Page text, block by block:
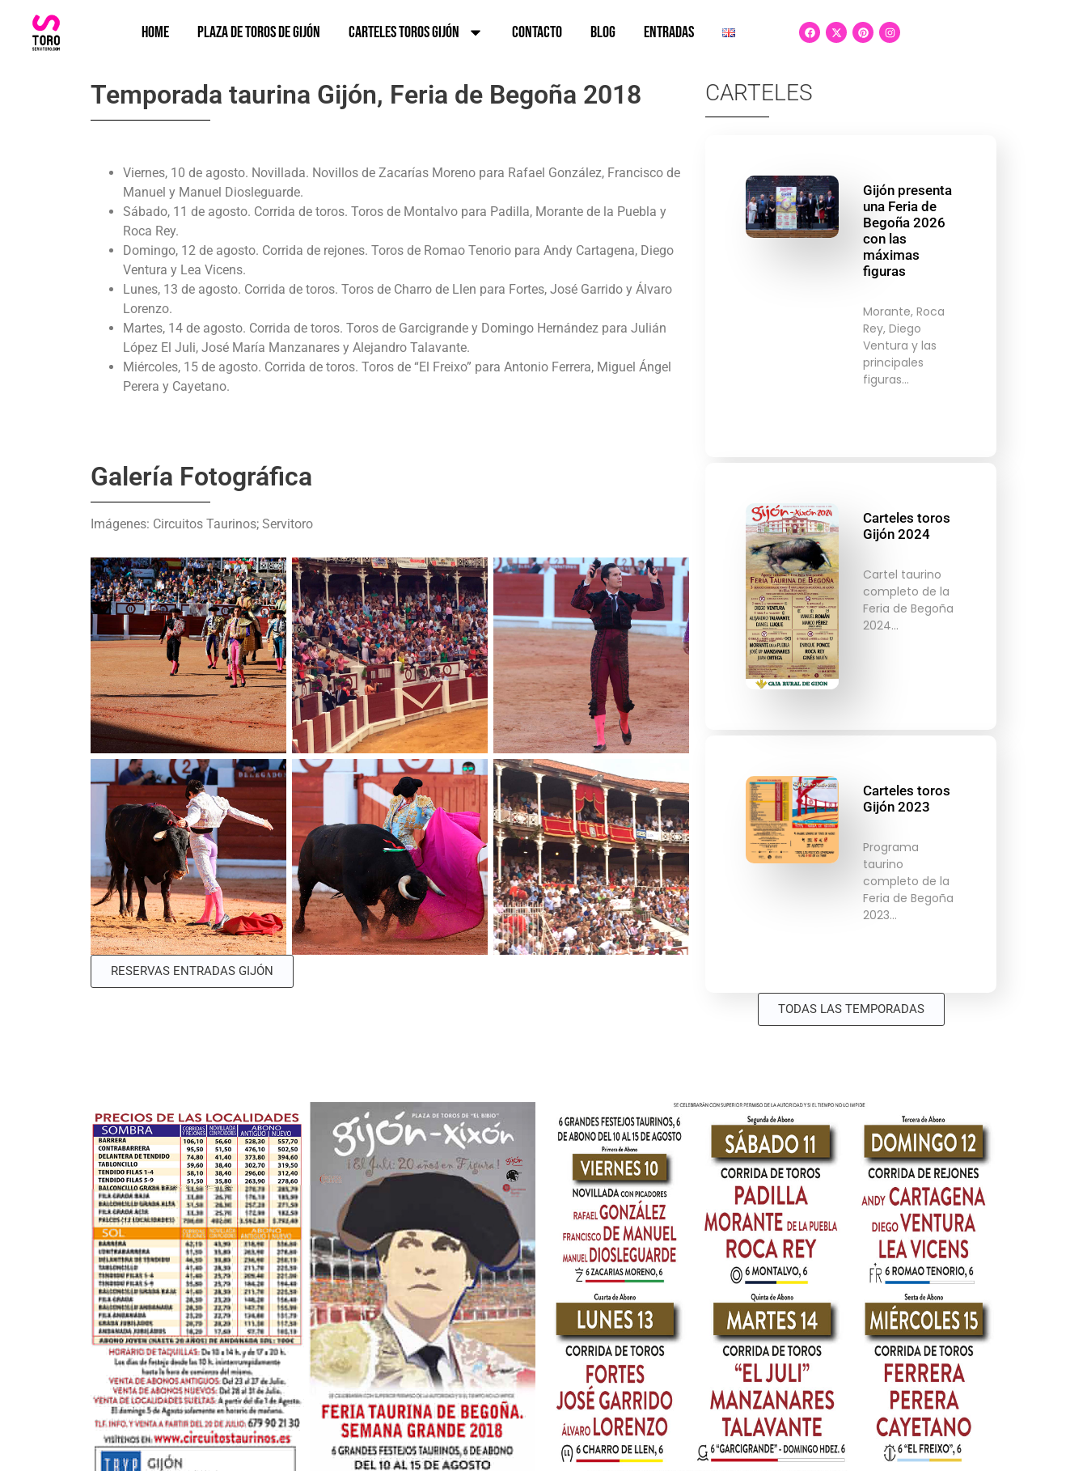
Home Plaza de Toros de Gijón Carteles Toros Gijón Contacto Blog ENTRADAS
Temporada taurina Gijón, Feria de Begoña 2018
Viernes, 10 de agosto. Novillada. Novillos de Zacarías Moreno para Rafael González, Francisco de
Manuel y Manuel Diosleguarde.
Sábado, 11 de agosto. Corrida de toros. Toros de Montalvo para Padilla, Morante de la Puebla y
Roca Rey.
Domingo, 12 de agosto. Corrida de rejones. Toros de Romao Tenorio para Andy Cartagena, Diego
Ventura y Lea Vicens.
Lunes, 13 de agosto. Corrida de toros. Toros de Charro de Llen para Fortes, José Garrido y Álvaro
Lorenzo.
Martes, 14 de agosto. Corrida de toros. Toros de Garcigrande y Domingo Hernández para Julián
López El Juli, José María Manzanares y Alejandro Talavante.
Miércoles, 15 de agosto. Corrida de toros. Toros de “El Freixo” para Antonio Ferrera, Miguel Ángel
Perera y Cayetano.
Galería Fotográfica
Imágenes: Circuitos Taurinos; Servitoro
RESERVAS ENTRADAS GIJÓN
CARTELES
Gijón presenta
una Feria de
Begoña 2026
con las
máximas
figuras
Morante, Roca
Rey, Diego
Ventura y las
principales
figuras…
Carteles toros
Gijón 2024
Cartel taurino
completo de la
Feria de Begoña
2024…
Carteles toros
Gijón 2023
Programa
taurino
completo de la
Feria de Begoña
2023…
TODAS LAS TEMPORADAS